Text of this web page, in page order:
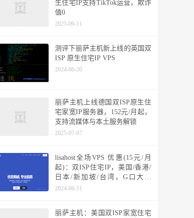
生住宅IP支持TikTok运营，欺诈
值0
2025-09-11
测评下丽萨主机新上线的英国双
ISP 原生住宅IP VPS
2024-06-20
丽萨主机上线德国双ISP原生住
宅家宽IP服务器，152元/月起，
支持流媒体与本土服务解锁
2025-07-07
lisahost全场VPS 优惠(15元/月
起)：双ISP住宅IP，美国/香港/
日本/新加坡/台湾，G口大带
宽，高端高速线路可选
2024-06-11
丽萨主机：美国双ISP家宽住宅